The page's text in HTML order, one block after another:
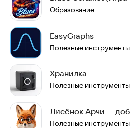
Образование
EasyGraphs
Полезные инструменты
Хранилка
Полезные инструменты
Лисёнок Арчи —
для детей
Полезные инструменты